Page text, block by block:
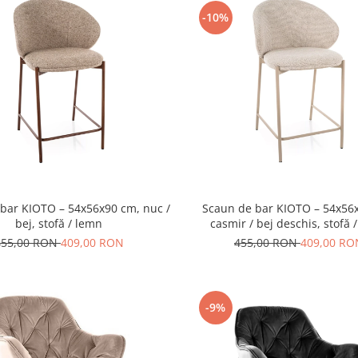
KIOTO – 54x56x90 cm, nuc /
bej, stofă / lemn
RON409,00 RON
-10%
Scaun de bar KIOTO –
casmir / bej deschis, stofă
455,00 RON409,00
-9%